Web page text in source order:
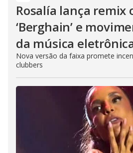
Rosalía lança remix
‘Berghain’ e
da música
Nova versão da faixa promete
clubbers